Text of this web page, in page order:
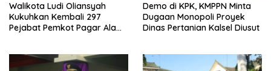
Walikota Ludi Oliansyah
Kukuhkan Kembali 297
Pejabat Pemkot Pagar Alam,
Demo di KPK, KMPPN Minta
Dugaan Monopoli Proyek
Dinas Pertanian Kalsel Diusut